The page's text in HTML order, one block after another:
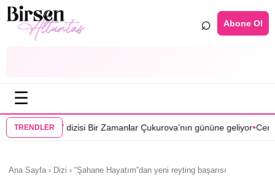
⌕ Abone Ol
☰
TRENDLER
Zamanlar Çukurova’nın gününe geliyor•Cenan Çamyurdu Karakuyu
Ana Sayfa › Dizi › “Şahane Hayatım”dan yeni reyting başarısı